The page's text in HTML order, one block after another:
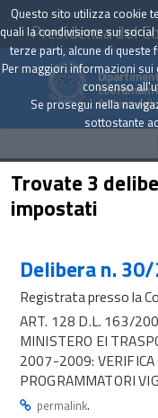
Presidenza del
Archivio
Trovate 3
impostati
Delibera n.
Registrata presso la
ART. 128 D.L. 163/
MINISTERO EI
2007-2009: VERIFICA
PROGRAMMATORI
permalink.
Questo sito utilizza cookie
quali la condivisione sui
terze parti, alcune di
Per maggiori informazioni
consenso
Se prosegui nella
sottostante